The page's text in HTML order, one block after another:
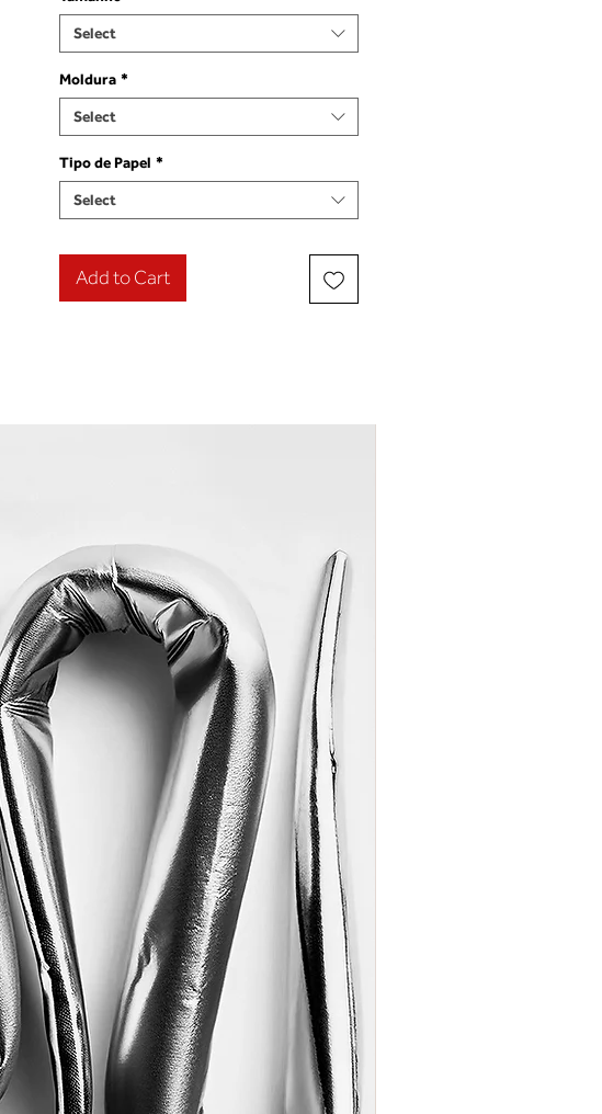
Select
Moldura *
Select
Tipo de Papel *
Select
Add to Cart